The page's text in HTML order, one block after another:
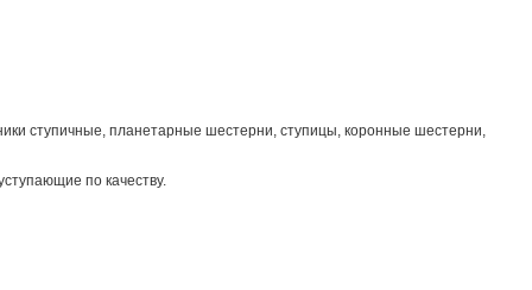
ступичные, планетарные шестерни, ступицы, коронные шестерни,
по качеству.